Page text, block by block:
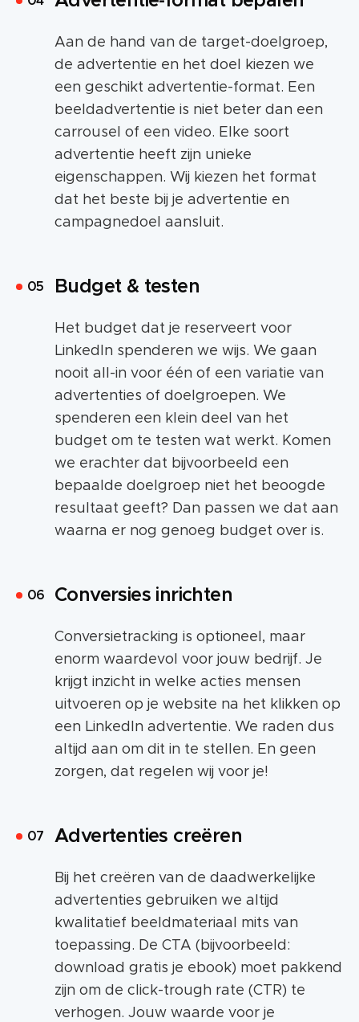
Aan de hand van de target-doelgroep,
de advertentie en het doel kiezen we
een geschikt advertentie-format. Een
beeldadvertentie is niet beter dan een
carrousel of een video. Elke soort
advertentie heeft zijn unieke
eigenschappen. Wij kiezen het format
dat het beste bij je advertentie en
campagnedoel aansluit.
Budget & testen
Het budget dat je reserveert voor
LinkedIn spenderen we wijs. We gaan
nooit all-in voor één of een variatie van
advertenties of doelgroepen. We
spenderen een klein deel van het
budget om te testen wat werkt. Komen
we erachter dat bijvoorbeeld een
bepaalde doelgroep niet het beoogde
resultaat geeft? Dan passen we dat aan
waarna er nog genoeg budget over is.
Conversies inrichten
Conversietracking is optioneel, maar
enorm waardevol voor jouw bedrijf. Je
krijgt inzicht in welke acties mensen
uitvoeren op je website na het klikken op
een LinkedIn advertentie. We raden dus
altijd aan om dit in te stellen. En geen
zorgen, dat regelen wij voor je!
Advertenties creëren
Bij het creëren van de daadwerkelijke
advertenties gebruiken we altijd
kwalitatief beeldmateriaal mits van
toepassing. De CTA (bijvoorbeeld:
download gratis je ebook) moet pakkend
zijn om de click-trough rate (CTR) te
verhogen. Jouw waarde voor je